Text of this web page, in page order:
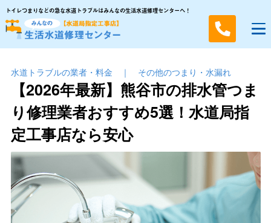
トイレつまりなどの急な水道トラブルはみんなの生活水道修理センターへ！
水道トラブルの業者・料金 ｜ その他のつまり・⽔漏れ
【2026年最新】熊谷市の排水管つま
り修理業者おすすめ5選！水道局指
定工事店なら安心